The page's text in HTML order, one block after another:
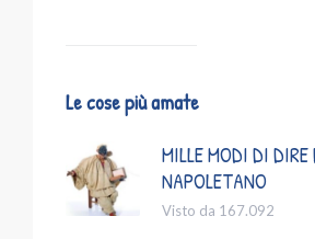
Le cose più amate
MILLE MODI DI DIRE
NAPOLETANO
Visto da 167.092